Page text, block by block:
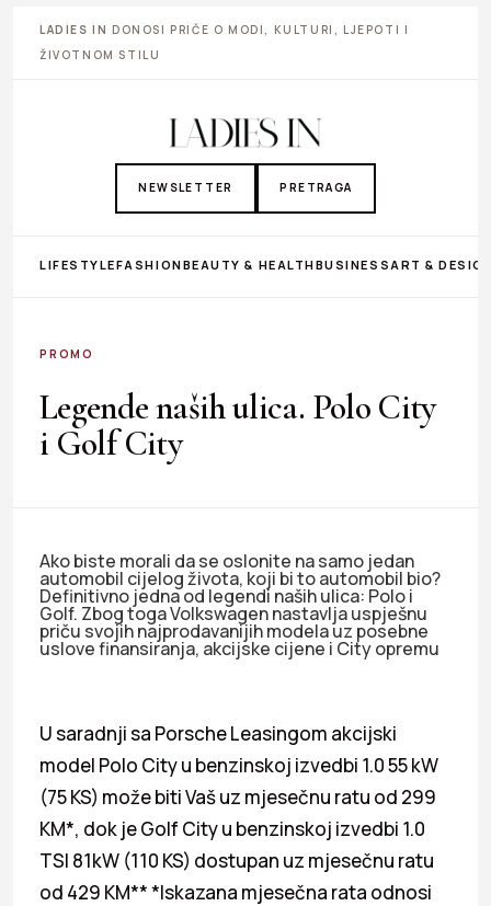
LADIES IN DONOSI PRIČE O MODI, KULTURI, LJEPOTI I
ŽIVOTNOM STILU
NEWSLETTER PRETRAGA
LIFESTYLEFASHIONBEAUTY & HEALTHBUSINESS ART &
PROMO
Legende naših ulica. Polo City
i Golf City
Ako biste morali da se oslonite na samo jedan
automobil cijelog života, koji bi to automobil bio?
Definitivno jedna od legendi naših ulica: Polo i
Golf. Zbog toga Volkswagen nastavlja uspješnu
priču svojih najprodavanijih modela uz posebne
uslove finansiranja, akcijske cijene i City opremu
U saradnji sa Porsche Leasingom akcijski
model Polo City u benzinskoj izvedbi 1.0 55 kW
(75 KS) može biti Vaš uz mjesečnu ratu od 299
KM*, dok je Golf City u benzinskoj izvedbi 1.0
TSI 81kW (110 KS) dostupan uz mjesečnu ratu
od 429 KM** *Iskazana mjesečna rata odnosi